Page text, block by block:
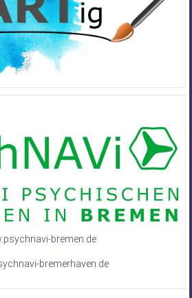
bremen.de
bremerhaven.de